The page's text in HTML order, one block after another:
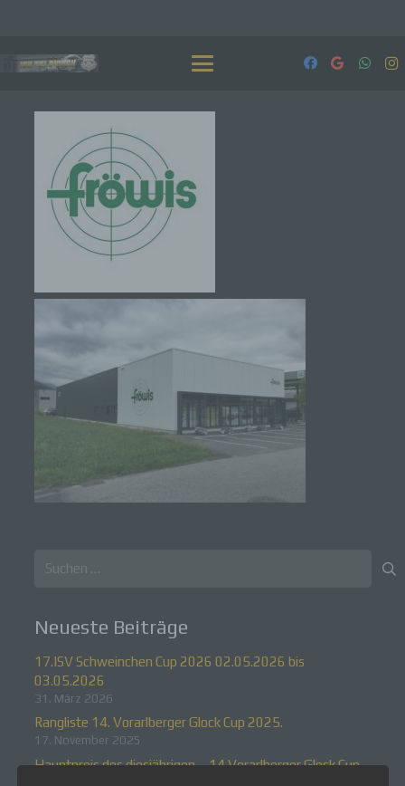
Suchen
Neueste Beiträge
17.ISV Schweinchen Cup 2026 02.05.2026 bis
03.05.2026
31. März 2026
Rangliste 14. Vorarlberger Glock Cup 2025.
17. November 2025
Hauptpreis des diesjährigen – 14.Vorarlberger Glock Cup